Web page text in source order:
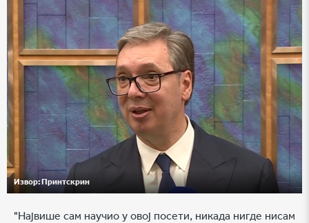
Извор:Принтскрин
"Највише сам научио у овој посети, никада нигде нисам